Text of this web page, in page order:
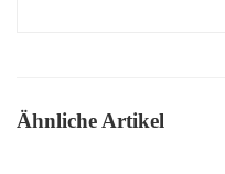
Ähnliche Artikel